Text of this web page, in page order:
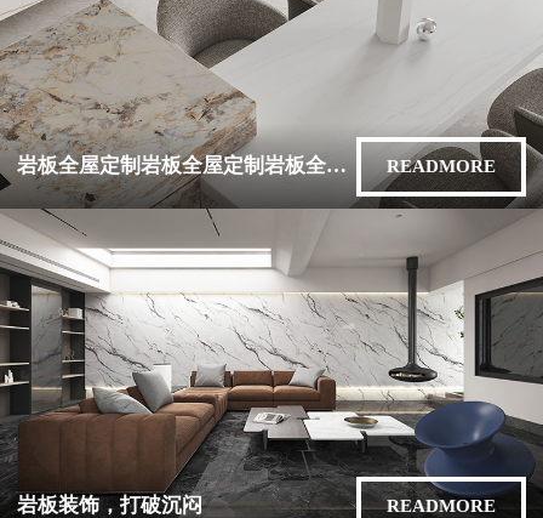
岩板全屋定制岩板全屋定制岩板全屋定制 READMORE
岩板装饰，打破沉闷 READMORE